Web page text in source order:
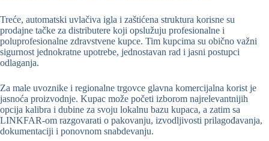
Treće, automatski uvlačiva igla i zaštićena struktura korisne su
prodajne tačke za distributere koji opslužuju profesionalne i
poluprofesionalne zdravstvene kupce. Tim kupcima su obično važni
sigurnost jednokratne upotrebe, jednostavan rad i jasni postupci
odlaganja.
Za male uvoznike i regionalne trgovce glavna komercijalna korist je
jasnoća proizvodnje. Kupac može početi izborom najrelevantnijih
opcija kalibra i dubine za svoju lokalnu bazu kupaca, a zatim sa
LINKFAR-om razgovarati o pakovanju, izvodljivosti prilagođavanja,
dokumentaciji i ponovnom snabdevanju.